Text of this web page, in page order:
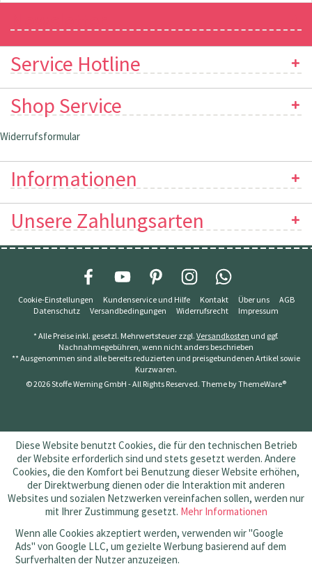
Service Hotline
Shop Service
Widerrufsformular
Informationen
Unsere Zahlungsarten
Cookie-Einstellungen Kundenservice und Hilfe Kontakt Über uns
AGB
Datenschutz
Versandbedingungen Widerrufsrecht Impressum
* Alle Preise inkl. gesetzl. Mehrwertsteuer zzgl. Versandkosten und ggf.
Nachnahmegebühren, wenn nicht anders beschrieben
** Ausgenommen sind alle bereits reduzierten und preisgebundenen Artikel sowie
Kurzwaren.
© 2026 Stoffe Werning GmbH - All Rights Reserved. Theme byThemeWare®
Diese Website benutzt Cookies, die für den technischen Betrieb
der Website erforderlich sind und stets gesetzt werden. Andere
Cookies, die den Komfort bei Benutzung dieser Website erhöhen,
der Direktwerbung dienen oder die Interaktion mit anderen
Websites und sozialen Netzwerken vereinfachen sollen, werden nur
mit Ihrer Zustimmung gesetzt. Mehr Informationen
Wenn alle Cookies akzeptiert werden, verwenden wir "Google
Ads" von Google LLC, um gezielte Werbung basierend auf dem
Surfverhalten der Nutzer anzuzeigen.